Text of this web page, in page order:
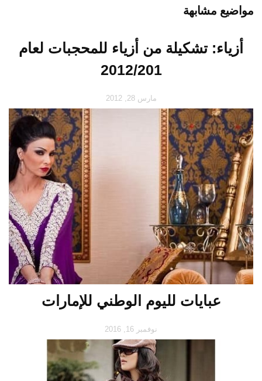
مواضيع مشابهة
أزياء: تشكيلة من أزياء للمحجبات لعام
2012/201
مارس 28, 2012
عبايات لليوم الوطني للإمارات
نوفمبر 16, 2016